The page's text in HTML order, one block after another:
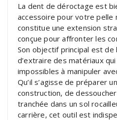
La dent de déroctage est
accessoire pour votre pelle
constitue une extension
conçue pour affronter les
Son objectif principal est
d’extraire des matériaux
impossibles à manipuler
Qu’il s’agisse de préparer
construction, de
tranchée dans un sol
carrière, cet outil est